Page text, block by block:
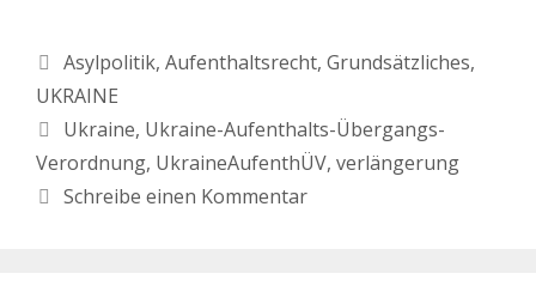
Asylpolitik, Aufenthaltsrecht, Grundsätzliches,
UKRAINE
Ukraine, Ukraine-Aufenthalts-Übergangs-
Verordnung, UkraineAufenthÜV, verlängerung
Schreibe einen Kommentar